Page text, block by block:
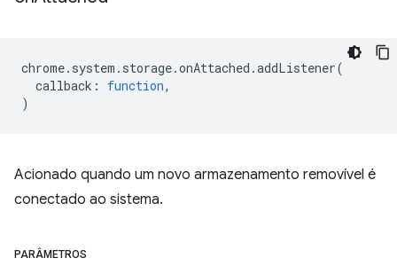
chrome. system . storage.onAttached .addListener(
callback : function,
)
Acionado quando um novo armazenamento removível é
conectado ao sistema.
PARÂMETROS